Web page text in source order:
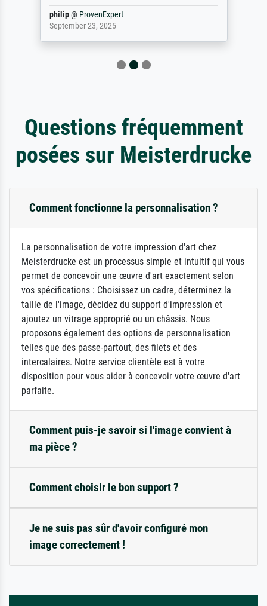
philip@ ProvenExpert
September 23, 2025
Questions fréquemment
posées sur Meisterdrucke
Comment fonctionne la personnalisation ?
La personnalisation de votre impression d'art chez
Meisterdrucke est un processus simple et intuitif qui vous
permet de concevoir une œuvre d'art exactement selon
vos spécifications : Choisissez un cadre, déterminez la
taille de l'image, décidez du support d'impression et
ajoutez un vitrage approprié ou un châssis. Nous
proposons également des options de personnalisation
telles que des passe-partout, des filets et des
intercalaires. Notre service clientèle est à votre
disposition pour vous aider à concevoir votre œuvre d'art
parfaite.
Comment puis-je savoir si l'image convient à
ma pièce ?
Comment choisir le bon support ?
Je ne suis pas sûr d'avoir configuré mon
image correctement !